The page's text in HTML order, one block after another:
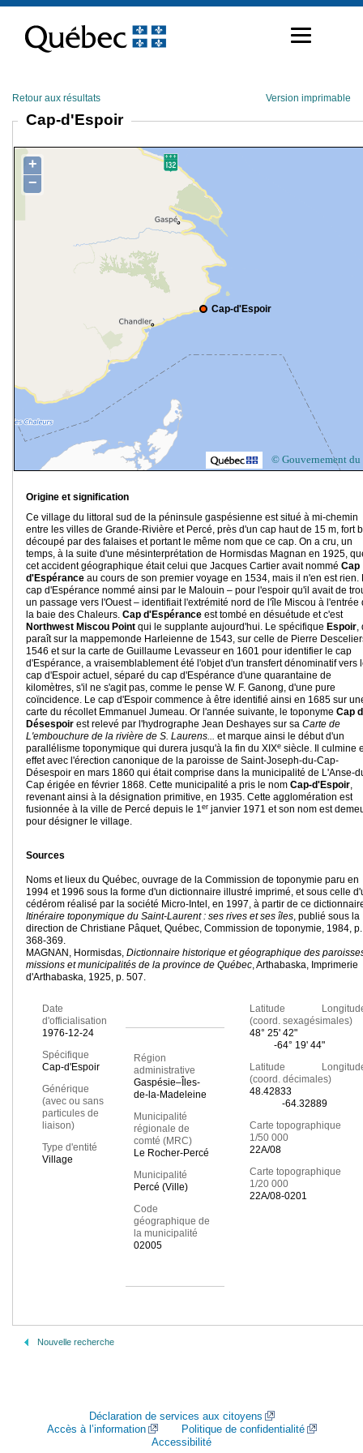
contenu
Retour aux résultats Version imprimable
Cap-d'Espoir
Cap-d'Espoir
+
−
© Gouvernement du
Origine et signification
Ce village du littoral sud de la péninsule gaspésienne est situé à mi-chemin
entre les villes de Grande-Rivière et Percé, près d'un cap haut de 15 m, fort
découpé par des falaises et portant le même nom que ce cap. On a cru, un
temps, à la suite d'une mésinterprétation de Hormisdas Magnan en 1925,
cet accident géographique était celui que Jacques Cartier avait nommé Cap
d'Espérance au cours de son premier voyage en 1534, mais il n'en est rien.
cap d'Espérance nommé ainsi par le Malouin – pour l'espoir qu'il avait de
un passage vers l'Ouest – identifiait l'extrémité nord de l'île Miscou à l'entrée
la baie des Chaleurs. Cap d'Espérance est tombé en désuétude et c'est
Northwest Miscou Point qui le supplante aujourd'hui. Le spécifique Espoir,
paraît sur la mappemonde Harleienne de 1543, sur celle de Pierre
1546 et sur la carte de Guillaume Levasseur en 1601 pour identifier le cap
d'Espérance, a vraisemblablement été l'objet d'un transfert dénominatif vers
cap d'Espoir actuel, séparé du cap d'Espérance d'une quarantaine de
kilomètres, s'il ne s'agit pas, comme le pense W. F. Ganong, d'une pure
coïncidence. Le cap d'Espoir commence à être identifié ainsi en 1685 sur
carte du récollet Emmanuel Jumeau. Or l'année suivante, le toponyme Cap
Désespoir est relevé par l'hydrographe Jean Deshayes sur sa Carte de
L'embouchure de la rivière de S. Laurens... et marque ainsi le début d'un
parallélisme toponymique qui durera jusqu'à la fin du XIXe siècle. Il culmine
effet avec l'érection canonique de la paroisse de Saint-Joseph-du-Cap-
Désespoir en mars 1860 qui était comprise dans la municipalité de L'Anse-
Cap érigée en février 1868. Cette municipalité a pris le nom Cap-d'Espoir,
revenant ainsi à la désignation primitive, en 1935. Cette agglomération est
fusionnée à la ville de Percé depuis le 1er janvier 1971 et son nom est
pour désigner le village.
Sources
Noms et lieux du Québec, ouvrage de la Commission de toponymie paru en
1994 et 1996 sous la forme d'un dictionnaire illustré imprimé, et sous celle
cédérom réalisé par la société Micro-Intel, en 1997, à partir de ce
Itinéraire toponymique du Saint-Laurent : ses rives et ses îles, publié sous la
direction de Christiane Pâquet, Québec, Commission de toponymie, 1984, p.
368-369.
MAGNAN, Hormisdas, Dictionnaire historique et géographique des
missions et municipalités de la province de Québec, Arthabaska, Imprimerie
d'Arthabaska, 1925, p. 507.
Date
d'officialisation
1976-12-24
Spécifique
Cap-d'Espoir
Générique
(avec ou sans
particules de
liaison)
Type d'entité
Village
Région
administrative
Gaspésie–Îles-
de-la-Madeleine
Municipalité
régionale de
comté (MRC)
Le Rocher-Percé
Municipalité
Percé (Ville)
Code
géographique de
la municipalité
02005
Latitude
(coord. sexagésimales)
48° 25' 42"
-64° 19' 44"
Latitude
(coord. décimales)
48.42833
-64.32889
Carte topographique
1/50 000
22A/08
Carte topographique
1/20 000
22A/08-0201
Nouvelle recherche
Déclaration de services aux citoyens
Accès à l’information
Politique de confidentialité
Accessibilité